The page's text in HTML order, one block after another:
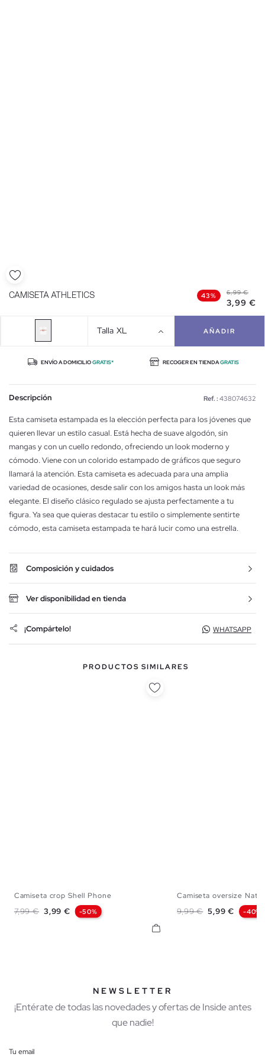
CAMISETA ATHLETICS 43% 6,99 €
3,99 €
Talla XL AÑADIR
ENVÍO A DOMICILIOGRATIS* RECOGER EN TIENDAGRATIS
Descripción Ref. : 438074632
Esta camiseta estampada es la elección perfecta para los jóvenes que
quieren llevar un estilo casual. Está hecha de suave algodón, sin
mangas y con un cuello redondo, ofreciendo un look moderno y
cómodo. Viene con un colorido estampado de gráficos que seguro
llamará la atención. Esta camiseta es adecuada para una amplia
variedad de ocasiones, desde salir con los amigos hasta un look más
elegante. El diseño clásico regulado se ajusta perfectamente a tu
figura. Ya sea que quieras destacar tu estilo o simplemente sentirte
cómodo, esta camiseta estampada te hará lucir como una estrella.
Composición y cuidados
Ver disponibilidad en tienda
¡Compártelo! WHATSAPP
PRODUCTOS SIMILARES
XS
Camiseta crop Shell Phone
Precio base
7,99 € Precio
3,99 € -50%
Camiseta oversize
Precio base
9,99 € Precio
5,99 € -40%
NEWSLETTER
¡Entérate de todas las novedades y ofertas de Inside antes
que nadie!
Tu email